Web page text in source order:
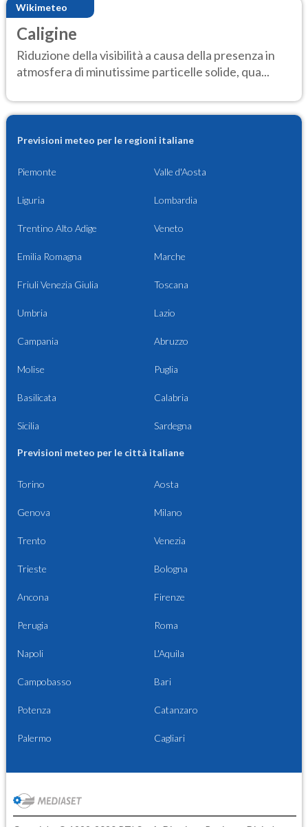
Wikimeteo
Caligine
Riduzione della visibilità a causa della presenza in
atmosfera di minutissime particelle solide, qua...
Previsioni meteo per le regioni italiane
Piemonte Valle d'Aosta
Liguria Lombardia
Trentino Alto Adige Veneto
Emilia Romagna Marche
Friuli Venezia Giulia Toscana
Umbria Lazio
Campania Abruzzo
Molise Puglia
Basilicata Calabria
Sicilia Sardegna
Previsioni meteo per le città italiane
Torino Aosta
Genova Milano
Trento Venezia
Trieste Bologna
Ancona Firenze
Perugia Roma
Napoli L'Aquila
Campobasso Bari
Potenza Catanzaro
Palermo Cagliari